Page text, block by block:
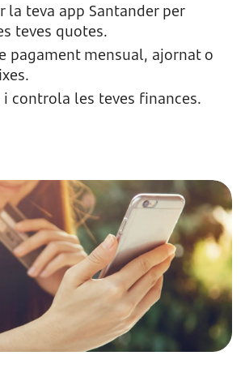
la teva app Santander per
teves quotes.
pagament mensual, ajornat o
i controla les teves finances.